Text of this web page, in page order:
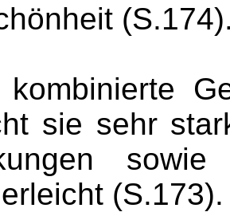
kombinierte
sie sehr